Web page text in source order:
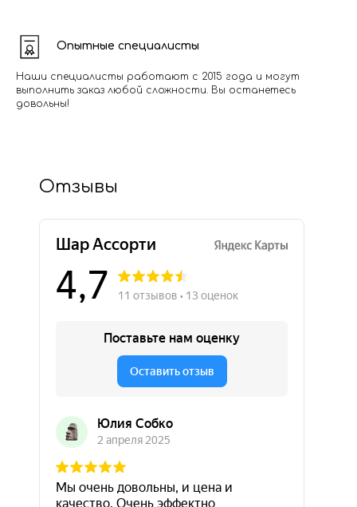
Опытные специалисты
Наши специалисты работают с 2015 года и могут
выполнить заказ любой сложности. Вы останетесь
довольны!
Отзывы